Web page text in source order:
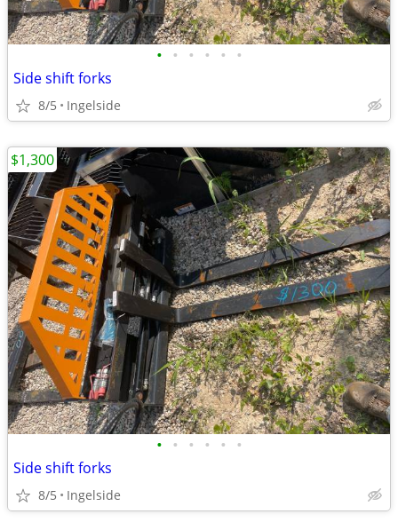
• • • • • •
Side shift forks
8/5 Ingelside
• • • • • •
Side shift forks
8/5 Ingelside
$1,300